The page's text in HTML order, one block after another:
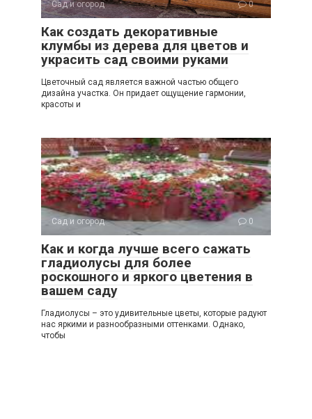
Сад и огород 0
Как создать декоративные
клумбы из дерева для цветов и
украсить сад своими руками
Цветочный сад является важной частью общего
дизайна участка. Он придает ощущение гармонии,
красоты и
Сад и огород 0
Как и когда лучше всего сажать
гладиолусы для более
роскошного и яркого цветения в
вашем саду
Гладиолусы – это удивительные цветы, которые радуют
нас яркими и разнообразными оттенками. Однако,
чтобы